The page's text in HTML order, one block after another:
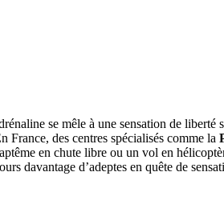
se mêle à une sensation de
France, des centres spécialisés comme la
en chute libre ou un vol en
davantage d’adeptes en quête de